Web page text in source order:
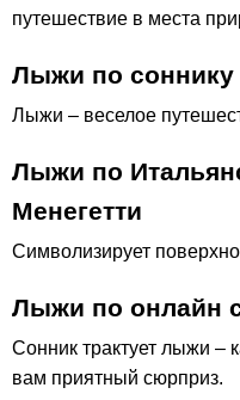
путешествие в места
Лыжи по соннику
Лыжи – веселое
Лыжи по
Менегетти
Символизирует
Лыжи по онлайн
Сонник трактует лыжи –
вам приятный сюрприз.